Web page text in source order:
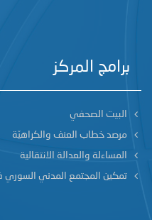
برامج المركز
البيت الصحفي
مرصد خطاب العنف والكراهيّة
المساءلة والعدالة الانتقالية
تمكين المجتمع المدني السوري